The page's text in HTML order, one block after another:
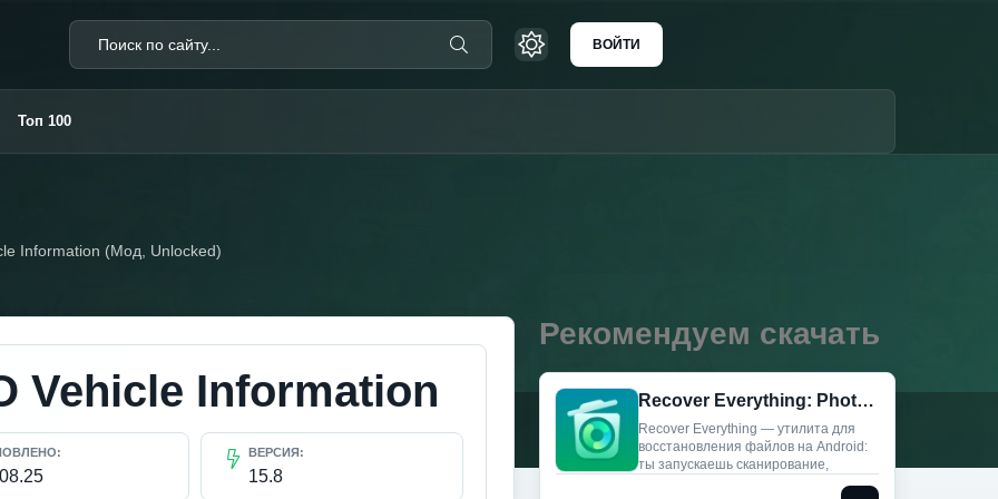
ВОЙТИ
Топ 100
Information (Мод, Unlocked)
Vehicle Information
ВЕРСИЯ:
15.8
Рекомендуем скачать
Recover Everything: Photo&Data (Мод, Unlocked)
Recover Everything — утилита для
восстановления файлов на Android:
ты запускаешь сканирование,